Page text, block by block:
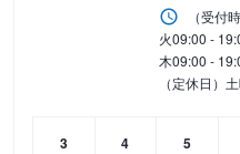
（受付
火09:00 -
木09:00 -
（定休日）
3
4
5